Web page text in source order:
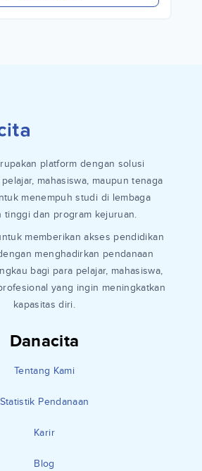
Danacita
Tentang Kami
Statistik Pendanaan
Karir
Blog
platform dengan solusi
mahasiswa, maupun tenaga
menempuh studi di lembaga
tinggi dan program kejuruan.
memberikan akses pendidikan
menghadirkan pendanaan
bagi para pelajar, mahasiswa,
yang ingin meningkatkan
kapasitas diri.